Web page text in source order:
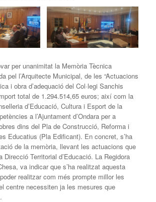
per unanimitat la Memòria Tècnica
pel l’Arquitecte Municipal, de les “Actuacions
i obra d’adequació del Col·legi Sanchis
total de 1.294.514,65 euros; així com la
d’Educació, Cultura i Esport de la
a l’Ajuntament d’Ondara per a
dins del Pla de Construcció, Reforma i
Educatius (Pla Edificant). En concret, s’ha
de la memòria, llevant les actuacions que
Direcció Territorial d’Educació. La Regidora
va indicar que s’ha realitzat aquesta
realitzar com més prompte millor les
centre necessiten ja les mesures que